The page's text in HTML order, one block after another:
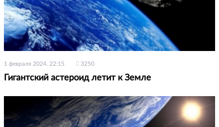
1 февраля 2024, 22:15 3250
Гигантский астероид летит к Земле